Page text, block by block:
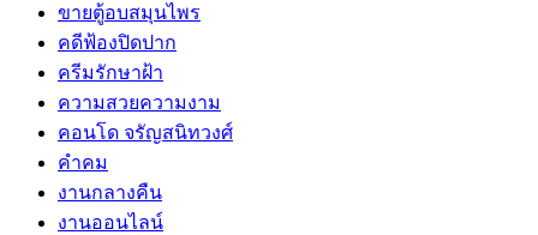
ขายตู้อบสมุนไพร
คดีฟ้องปิดปาก
ครีมรักษาฝ้า
ความสวยความงาม
คอนโด จรัญสนิทวงศ์
คำคม
งานกลางคืน
งานออนไลน์